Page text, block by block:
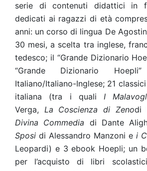
serie di contenuti didattici in
dedicati ai ragazzi di età
anni: un corso di lingua De
30 mesi, a scelta tra inglese,
tedesco; il “Grande Dizionario
“Grande Dizionario
Italiano/Italiano-Inglese; 21
italiana (tra i qualiI
Verga, La Coscienza di Zenodi
Divina Commedia di Dante
Sposi di Alessandro Manzoni e i
Leopardi) e 3 ebook Hoepli; un
per l’acquisto di libri